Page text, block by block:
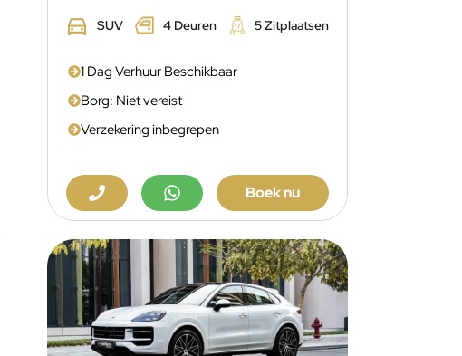
SUV 4 Deuren 5 Zitplaatsen
1 Dag Verhuur Beschikbaar
Borg: Niet vereist
Verzekering inbegrepen
Boek nu